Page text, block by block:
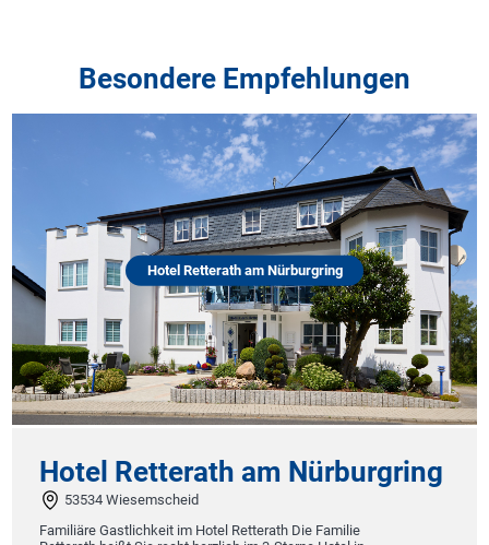
Besondere Empfehlungen
Hotel Retterath am Nürburgring
Hotel Retterath am Nürburgring
53534 Wiesemscheid
Familiäre Gastlichkeit im Hotel Retterath Die Familie